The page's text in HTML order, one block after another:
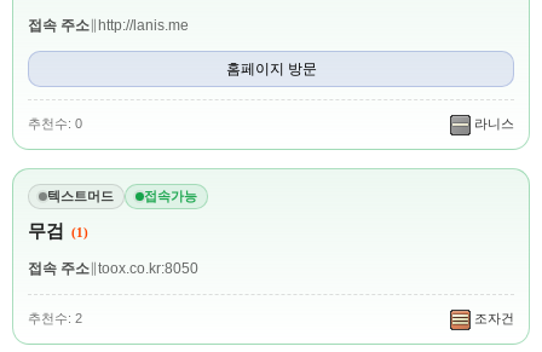
접속 주소 http://lanis.me
홈페이지 방문
추천수: 0 라니스
텍스트머드 접속가능
무검 (1)
접속 주소 toox.co.kr:8050
추천수: 2 조자건